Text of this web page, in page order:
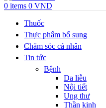
0 items 0 VND
Thuốc
Thực phẩm bổ sung
Chăm sóc cá nhân
Tin tức
Bệnh
Da liễu
Nội tiết
Ung thư
Thần kinh